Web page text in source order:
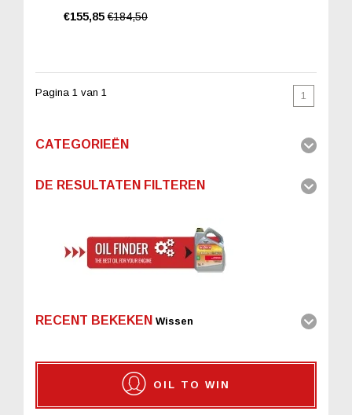
€155,85€184,50
Pagina 1 van 1 1
CATEGORIEËN
DE RESULTATEN FILTEREN
RECENT BEKEKEN Wissen
OIL TO WIN